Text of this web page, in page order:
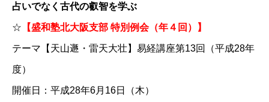
占いでなく古代の叡智を学ぶ
☆ 【盛和塾北大阪支部 特別例会（年４回）】
テーマ【天山遯・雷天大壮】易経講座第13回（平成28年
度）
開催日：平成28年6月16日（木）